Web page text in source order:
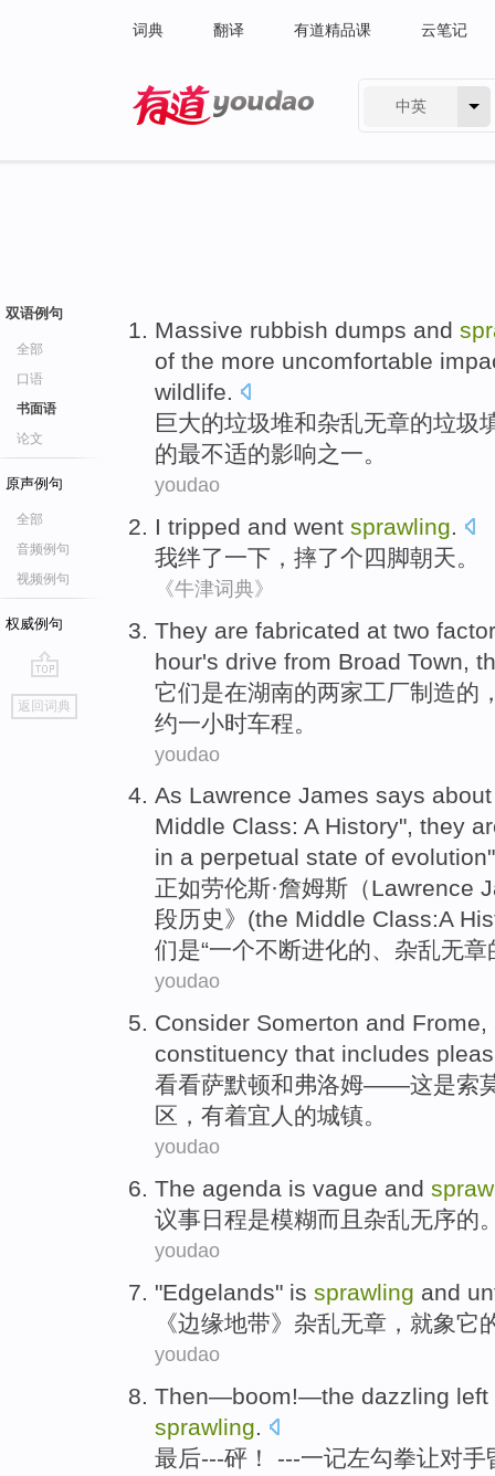
词典 翻译 有道精品课 云笔记
中英
双语例句
全部
口语
书面语
论文
原声例句
全部
音频例句
视频例句
权威例句
go
top
返回词典
Massive rubbish dumps and
of the more uncomfortable
wildlife.
巨大的垃圾堆和杂乱无章的垃圾
的最不适的影响之一。
youdao
I tripped and went sprawling.
我绊了一下，摔了个四脚朝天。
《牛津词典》
They are fabricated at two
hour's drive from Broad Town ,
它们是在湖南的两家工厂制造的
约一小时车程 。
youdao
As Lawrence James says about
Middle Class: A History", they
in a perpetual state of evolution
正如劳伦斯·詹姆斯 （Lawrence
段历史》(the Middle Class:A
们是“一个不断进化的、 杂乱无章
youdao
Consider Somerton and Frome,
constituency that includes
看看萨默顿和弗洛姆——这是索
区 ，有着宜人的城镇。
youdao
The agenda is vague and
议事 日程是模糊而且 杂乱无序的
youdao
"Edgelands" is sprawling and
《边缘地带》 杂乱无章 ， 就象它
youdao
Then—boom!—the dazzling left
sprawling
最后---砰 ！ ---一记左勾拳让对手